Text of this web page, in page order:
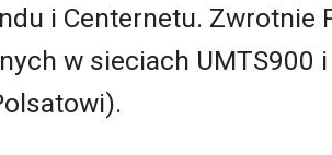
i Centernetu. Zwrotnie
w sieciach UMTS900